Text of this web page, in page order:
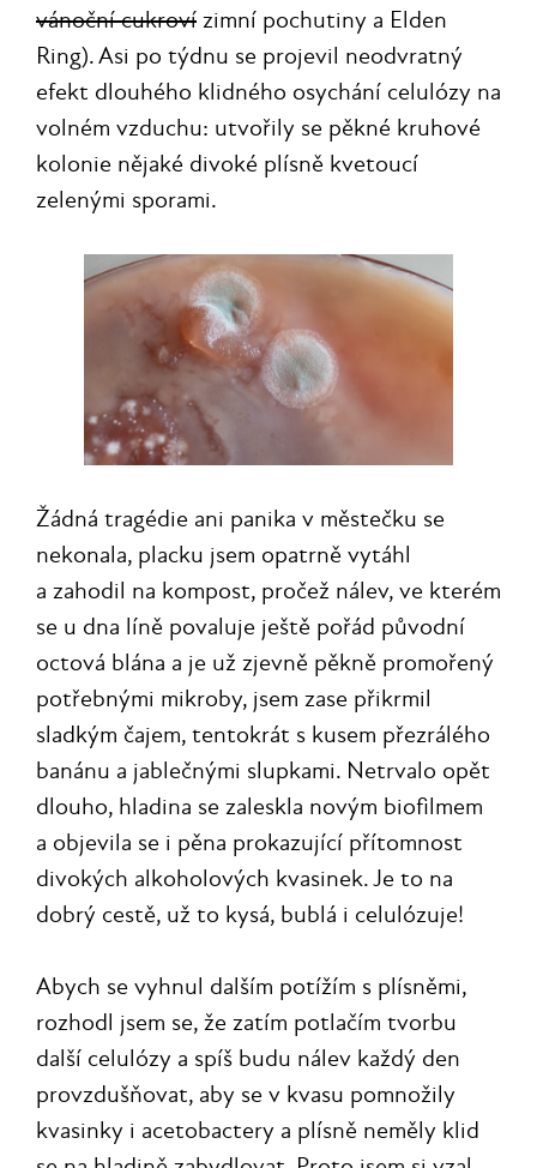
vánoční cukroví zimní pochutiny a Elden
Ring). Asi po týdnu se projevil neodvratný
efekt dlouhého klidného osychání celulózy na
volném vzduchu: utvořily se pěkné kruhové
kolonie nějaké divoké plísně kvetoucí
zelenými sporami.
Žádná tragédie ani panika v městečku se
nekonala, placku jsem opatrně vytáhl
a zahodil na kompost, pročež nálev, ve kterém
se u dna líně povaluje ještě pořád původní
octová blána a je už zjevně pěkně promořený
potřebnými mikroby, jsem zase přikrmil
sladkým čajem, tentokrát s kusem přezrálého
banánu a jablečnými slupkami. Netrvalo opět
dlouho, hladina se zaleskla novým biofilmem
a objevila se i pěna prokazující přítomnost
divokých alkoholových kvasinek. Je to na
dobrý cestě, už to kysá, bublá i celulózuje!
Abych se vyhnul dalším potížím s plísněmi,
rozhodl jsem se, že zatím potlačím tvorbu
další celulózy a spíš budu nálev každý den
provzdušňovat, aby se v kvasu pomnožily
kvasinky i acetobactery a plísně neměly klid